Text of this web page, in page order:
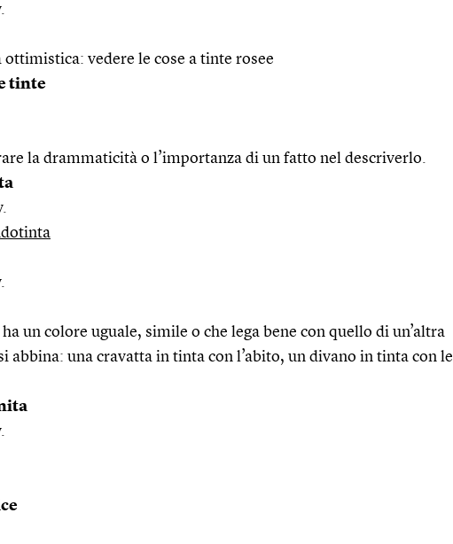
ottimistica: vedere le cose a tinte rosee
tinte
la drammaticità o l’importanza di un fatto nel descriverlo.
un colore uguale, simile o che lega bene con quello di un’altra
abbina: una cravatta in tinta con l’abito, un divano in tinta con le